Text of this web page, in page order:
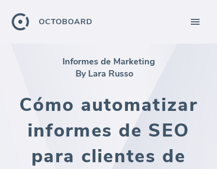
OCTOBOARD
Informes de Marketing
By Lara Russo
Cómo automatizar
informes de SEO
para clientes de